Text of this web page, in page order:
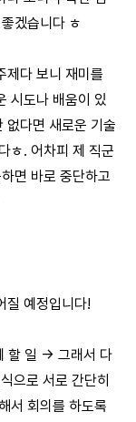
겠습니다 ㅎ
제다 보니 재미를
시도나 배움이 있
없다면 새로운 기술
ㅎ. 어차피 제 직군
면 바로 중단하고
질 예정입니다!
할 일 -> 그래서 다
으로 서로 간단히
서 회의를 하도록